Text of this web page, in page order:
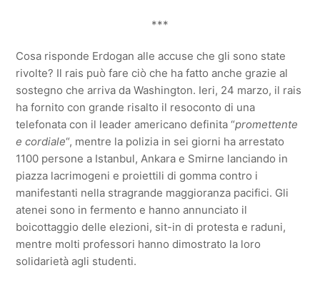
***
Cosa risponde Erdogan alle accuse che gli sono state
rivolte? Il rais può fare ciò che ha fatto anche grazie al
sostegno che arriva da Washington. Ieri, 24 marzo, il rais
ha fornito con grande risalto il resoconto di una
telefonata con il leader americano definita “promettente
e cordiale“, mentre la polizia in sei giorni ha arrestato
1100 persone a Istanbul, Ankara e Smirne lanciando in
piazza lacrimogeni e proiettili di gomma contro i
manifestanti nella stragrande maggioranza pacifici. Gli
atenei sono in fermento e hanno annunciato il
boicottaggio delle elezioni, sit-in di protesta e raduni,
mentre molti professori hanno dimostrato la loro
solidarietà agli studenti.